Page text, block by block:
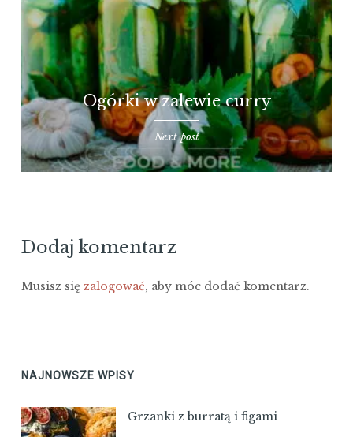
Ogórki w zalewie curry
Next post
Dodaj komentarz
Musisz się zalogować, aby móc dodać komentarz.
NAJNOWSZE WPISY
Grzanki z burratą i figami